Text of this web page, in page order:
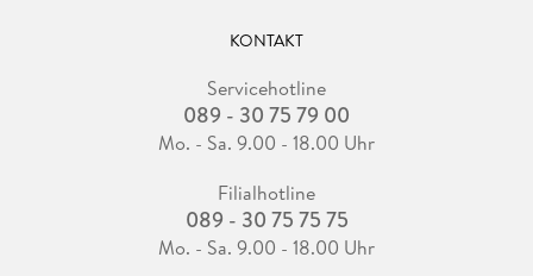
KONTAKT
Servicehotline
089 - 30 75 79 00
Mo. - Sa. 9.00 - 18.00 Uhr
Filialhotline
089 - 30 75 75 75
Mo. - Sa. 9.00 - 18.00 Uhr